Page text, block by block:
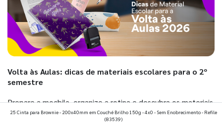
Volta às Aulas: dicas de materiais escolares para o 2º
semestre
Prepare a mochila, organize a rotina e descubra os materiais
que fazem toda diferença para começar o segundo
25 Cinta para Brownie - 200x40mm em Couché Brilho 150g - 4x0 - Sem Enobrecimento - Refile
(83539)